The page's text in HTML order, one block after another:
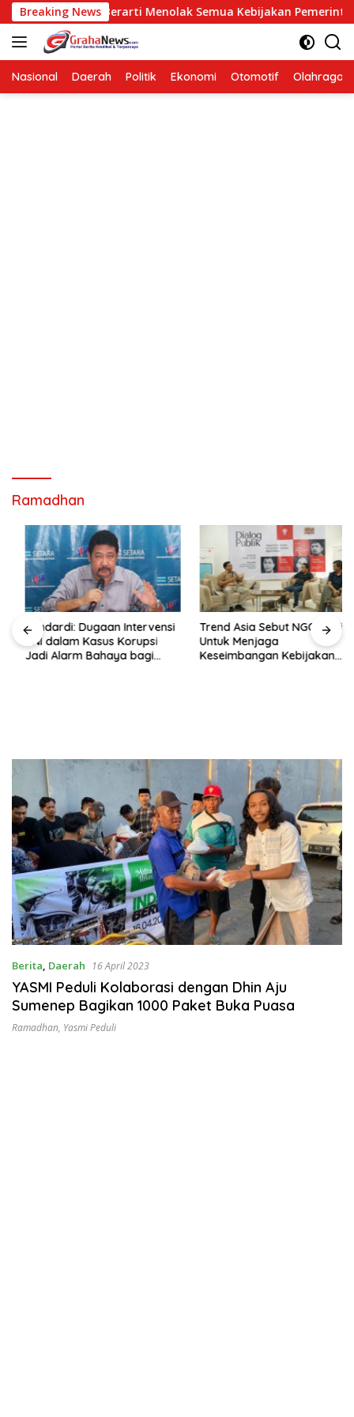
Langsung
ke
konten
Breaking News
Bukan Berarti Menolak Semua Kebijakan Pemerintah
Nasional Daerah Politik Ekonomi Otomotif Olahraga
Ramadhan
Hendardi: Dugaan Intervensi
TNI dalam Kasus Korupsi
Jadi Alarm Bahaya bagi
Trend Asia Sebut NGO Hadir
Untuk Menjaga
Keseimbangan Kebijakan
Berita, Daerah 16 April 2023
YASMI Peduli Kolaborasi dengan Dhin Aju
Sumenep Bagikan 1000 Paket Buka Puasa
Ramadhan, Yasmi Peduli